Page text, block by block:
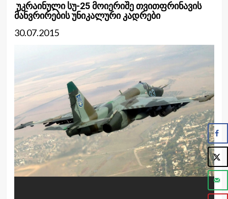
უკრაინული სუ-25 მოიერიშე თვითფრინავის
მანვრირების უნიკალური კადრები
30.07.2015